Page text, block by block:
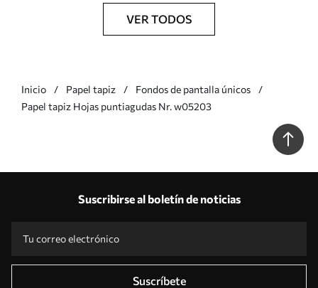
VER TODOS
Inicio Papel tapiz
Fondos de pantalla únicos
Papel tapiz Hojas puntiagudas Nr. w05203
Suscribirse al boletín de noticias
Suscríbete